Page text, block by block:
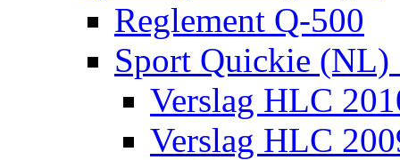
Reglement Q-500
Sport Quickie (NL)
Verslag HLC
Verslag HLC